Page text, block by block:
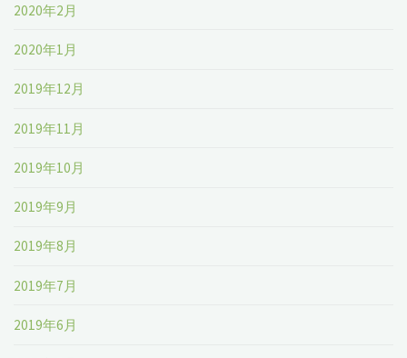
2020年2月
2020年1月
2019年12月
2019年11月
2019年10月
2019年9月
2019年8月
2019年7月
2019年6月